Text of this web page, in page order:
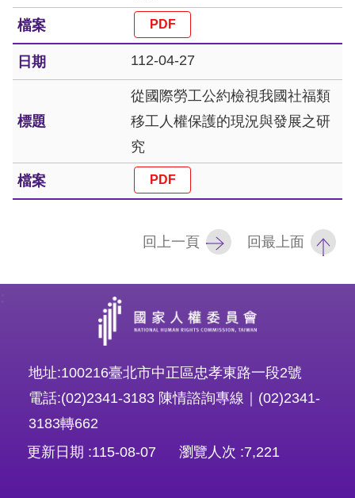
公
約
申
人
礙
捷
鍵
112-04-27
從國際勞工公約檢視我國社福類
移工人權保護的現況與發展之研
究
回上一頁 回最上面
地址:100216臺北市中正區忠孝東路一段2號
電話:(02)2341-3183 陳情諮詢專線｜(02)2341-
3183轉662
更新日期
115-08-07 瀏覽人次 7,221